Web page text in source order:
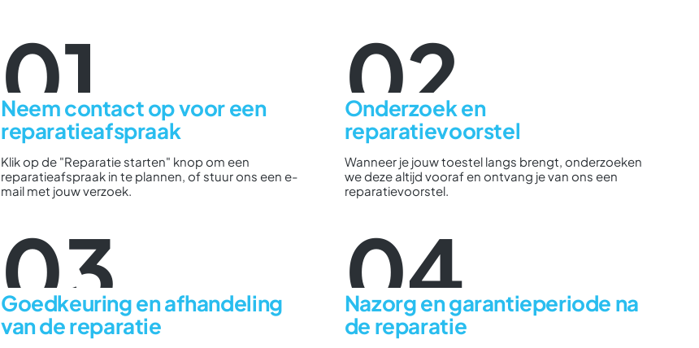
01
Neem contact op voor een
reparatieafspraak
Klik op de "Reparatie starten" knop om een
reparatieafspraak in te plannen, of stuur ons een e-
mail met jouw verzoek.
02
Onderzoek en
reparatievoorstel
Wanneer je jouw toestel langs brengt, onderzoeken
we deze altijd vooraf en ontvang je van ons een
reparatievoorstel.
03
Goedkeuring en afhandeling
van de reparatie
04
Nazorg en garantieperiode na
de reparatie